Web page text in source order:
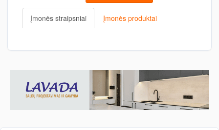
Įmonės straipsniai Įmonės produktai